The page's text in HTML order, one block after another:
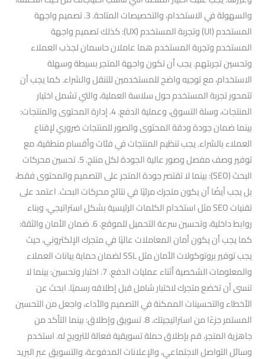
والسهولة في الاستخدام، والتخصيصات المتاحة. 3. تصميم واجهة
المستخدم (UI) وتجربة المستخدم (UX): كذلك تصميم واجهة
المستخدم وتجربة المستخدم هما عاملان حاسمان لجذب العملاء
وتحسين تجربتهم. يجب أن تكون واجهة المتجر بسيطة وسهلة
الاستخدام، مع توجيه واضح للمستخدمين للتنقل والشراء. كما يجب أن
تتمحور تجربة المستخدم حول سلاسة العملية، والتي تشمل اختيار
المنتجات، وسلة التسوق، وعملية الدفع. 4. إدارة المحتوى والمنتجات:
بينما ضمان جودة ودقة المحتوى والصور للمنتجات ضروري لإقناع
العملاء بالشراء. يجب تنظيم المنتجات في فئات وأقسام منطقية، مع
توفير وصف مفصل وصور عالية الجودة لكل منتج. 5. تحسين محركات
البحث (SEO): بينما لا تقتصر جودة المتجر على التصميم والمحتوى فقط،
بل يجب أيضًا أن يكون متجرك مرئيًا في نتائج محركات البحث. اعتمد على
تقنيات SEO مثل استخدام الكلمات الرئيسية بشكل استراتيجي، وبناء
روابط داخلية، وتحسين سرعة التحميل للموقع. 6. ضمان الأمان والثقة:
كما يجب أن يكون أمان المعاملات عاليًا في متجرك الإلكتروني، حيث
يجب توفير بروتوكولات الأمان مثل SSL لضمان حماية بيانات العملاء
والمعلومات الشخصية أثناء عمليات الدفع. 7. اختبار وتحسين: بينما لا
تنسى أن تخضع متجرك لاختبار شامل قبل إطلاقه رسميًا. ابحث عن
الأخطاء والتحسينات الممكنة في التصميم والأداء، واجعل من التحسين
المستمر جزءًا من استراتيجيتك. 8. تسويق وإطلاق: بينما التأكد من
جاهزية المتجر، قم بإطلاق حملة تسويقية فعالة للترويج له. استخدم
وسائل التواصل الاجتماعي، والإعلانات المدفوعة، والتسويق عبر البريد